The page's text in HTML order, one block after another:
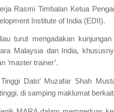
Rasmi Timbalan Ketua
Institute of India (EDII).
turut mengadakan
Malaysia dan India,
‘master trainer’.
Dato’ Muzafar Shah
di samping maklumat